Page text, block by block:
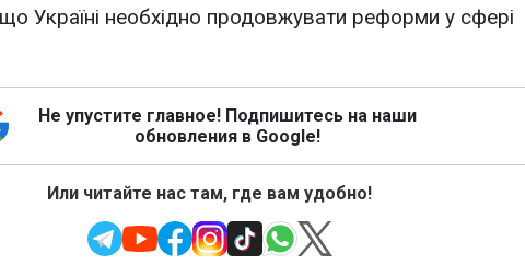
Україні необхідно продовжувати реформи у сфері
Не упустите главное! Подпишитесь на наши
обновления в Google!
Или читайте нас там, где вам удобно!